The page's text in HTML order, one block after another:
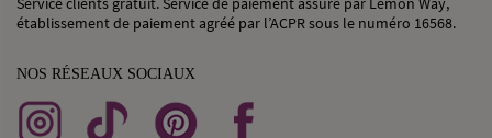
établissement de paiement agréé par l’ACPR sous le numéro 16568.
NOS RÉSEAUX SOCIAUX